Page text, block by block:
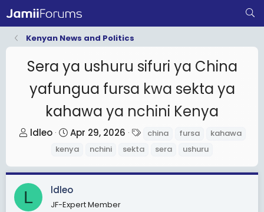
Kenyan News and Politics
Sera ya ushuru sifuri ya China
yafungua fursa kwa sekta ya
kahawa ya nchini Kenya
T
e
a
d
ldleo
S
t
r
t
d
Apr 29, 2026
a
s
china fursa
kahawa
kenya
nchini sekta sera ushuru
L ldleo
JF-Expert Member